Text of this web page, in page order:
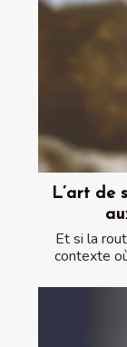
L’art de
Et si la
contexte